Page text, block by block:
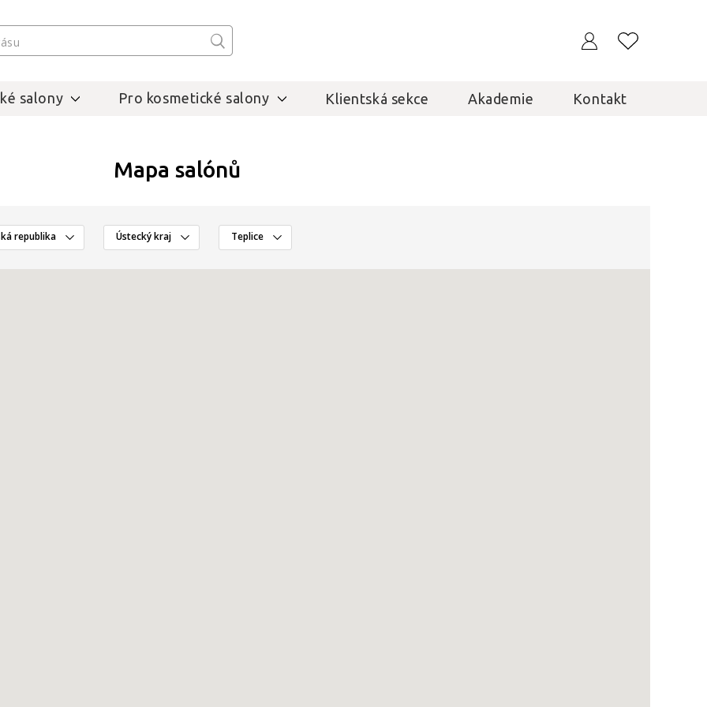
salony Pro kosmetické salony Klientská sekce Akademie Kontakt
Mapa salónů
republika Ústecký kraj Teplice